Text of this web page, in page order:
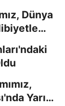
Dünya
Yarı